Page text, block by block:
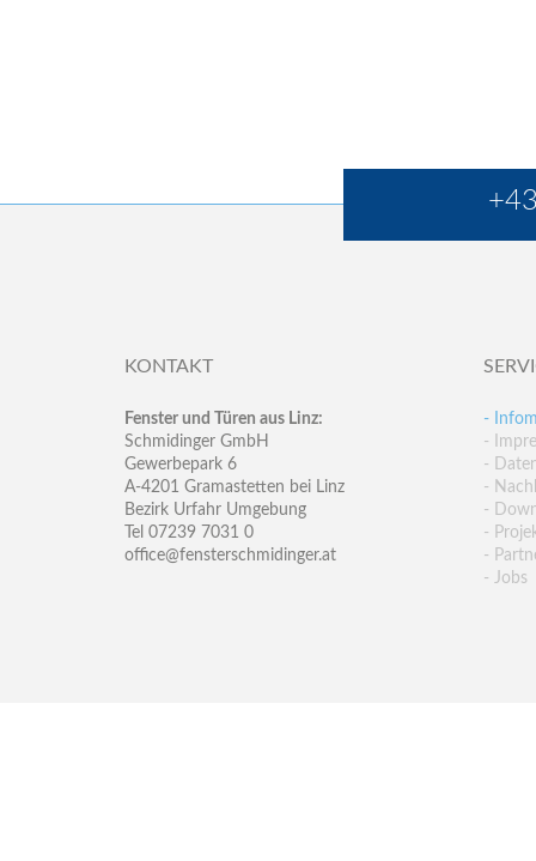
KONTAKT
Fenster und Türen aus Linz:
Schmidinger GmbH
Gewerbepark 6
A-4201 Gramastetten bei Linz
Bezirk Urfahr Umgebung
Tel 07239 7031 0
office@fensterschmidinger.at
-
-
-
-
-
-
-
- Jobs